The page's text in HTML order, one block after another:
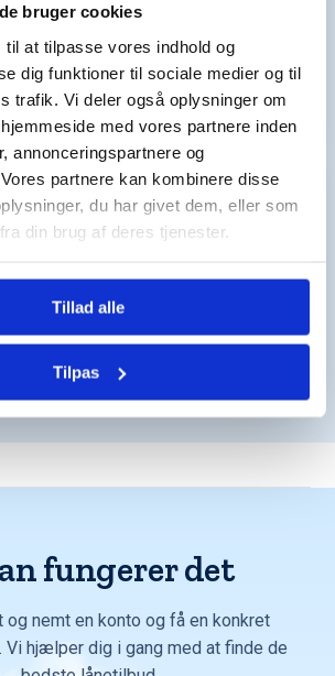
bruger cookies
at tilpasse vores indhold og
dig funktioner til sociale medier og til
trafik. Vi deler også oplysninger om
med vores partnere inden
annonceringspartnere og
partnere kan kombinere disse
du har givet dem, eller som
din brug af deres tjenester.
Tillad alle
Tilpas
at finde potentielle boliger, der
dine ønsker og behov.
overraskelser
flytte ind i din nye bolig.
fungerer det
og nemt en konto og få en konkret
Vi hjælper dig i gang med at finde de